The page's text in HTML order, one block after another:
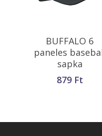
Opciók Választása
BUFFALO 6
paneles
sapka
879 Ft